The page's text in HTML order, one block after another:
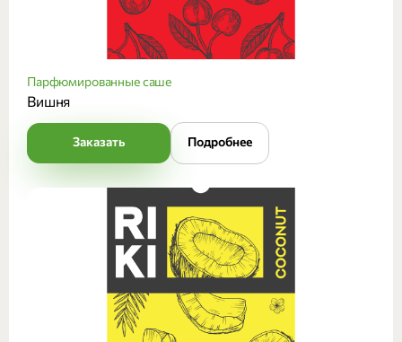
Парфюмированные саше
Вишня
Заказать Подробнее